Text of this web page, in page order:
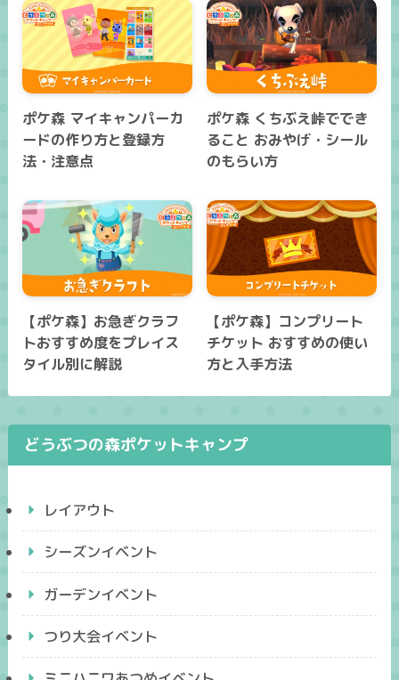
ポケ森 マイキャンパーカ
ードの作り方と登録方
法・注意点
ポケ森 くちぶえ峠ででき
ること おみやげ・シール
のもらい方
【ポケ森】お急ぎクラフ
トおすすめ度をプレイス
タイル別に解説
【ポケ森】コンプリート
チケット おすすめの使い
方と入手方法
どうぶつの森ポケットキャンプ
レイアウト
シーズンイベント
ガーデンイベント
つり大会イベント